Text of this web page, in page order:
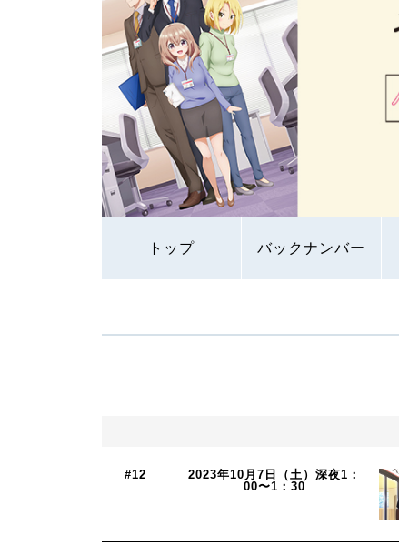
トップ バックナンバー
#12
2023年10月7日（土）深夜1：
00〜1：30